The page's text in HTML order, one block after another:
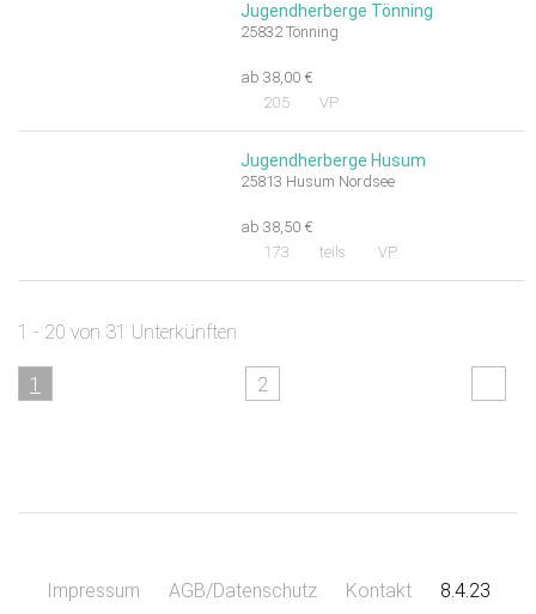
Jugendherberge Tönning
25832 Tönning
ab 38,00 €
205
VP
Jugendherberge Husum
25813 Husum Nordsee
ab 38,50 €
173
teils VP
1 - 20 von 31 Unterkünften
1 2
Impressum AGB/Datenschutz Kontakt 8.4.23